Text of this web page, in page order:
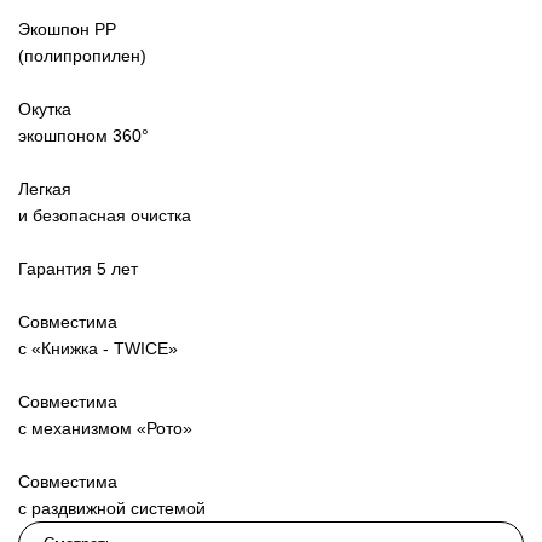
Экошпон PP
(полипропилен)
Окутка
экошпоном 360°
Легкая
и безопасная очистка
Гарантия 5 лет
Совместима
с «Книжка - TWICE»
Совместима
с механизмом «Рото»
Совместима
с раздвижной системой